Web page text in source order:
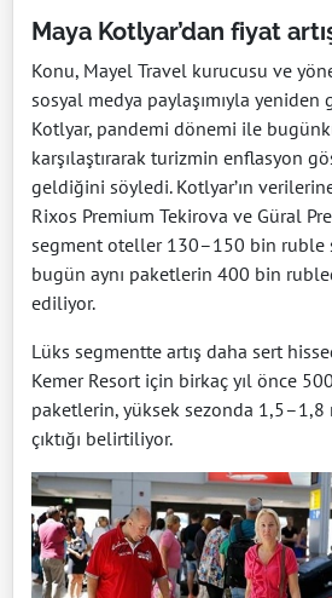
Maya Kotlyar’dan fiyat
Konu, Mayel Travel kurucusu ve
sosyal medya paylaşımıyla yeniden
Kotlyar, pandemi dönemi ile
karşılaştırarak turizmin enflasyon
geldiğini söyledi. Kotlyar’ın
Rixos Premium Tekirova ve Güral
segment oteller 130–150 bin ruble
bugün aynı paketlerin 400 bin
ediliyor.
Lüks segmentte artış daha sert
Kemer Resort için birkaç yıl önce
paketlerin, yüksek sezonda
çıktığı belirtiliyor.